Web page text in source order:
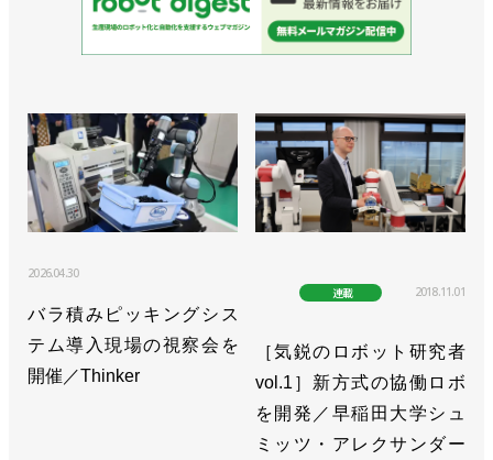
2026.04.30
バラ積みピッキングシス
テム導入現場の視察会を
開催／Thinker
連載 2018.11.01
［気鋭のロボット研究者
vol.1］新方式の協働ロボ
を開発／早稲田大学シュ
ミッツ・アレクサンダー